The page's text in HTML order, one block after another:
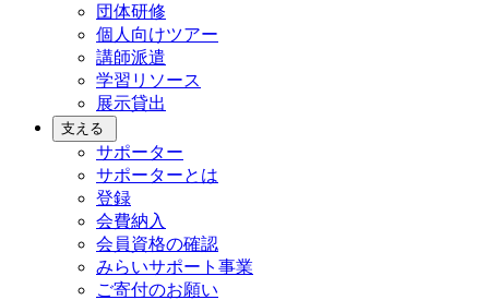
団体研修
個人向けツアー
講師派遣
学習リソース
展示貸出
支える
サポーター
サポーターとは
登録
会費納入
会員資格の確認
みらいサポート事業
ご寄付のお願い